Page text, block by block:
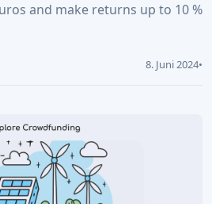
and make returns up to 10 %
8. Juni 2024•